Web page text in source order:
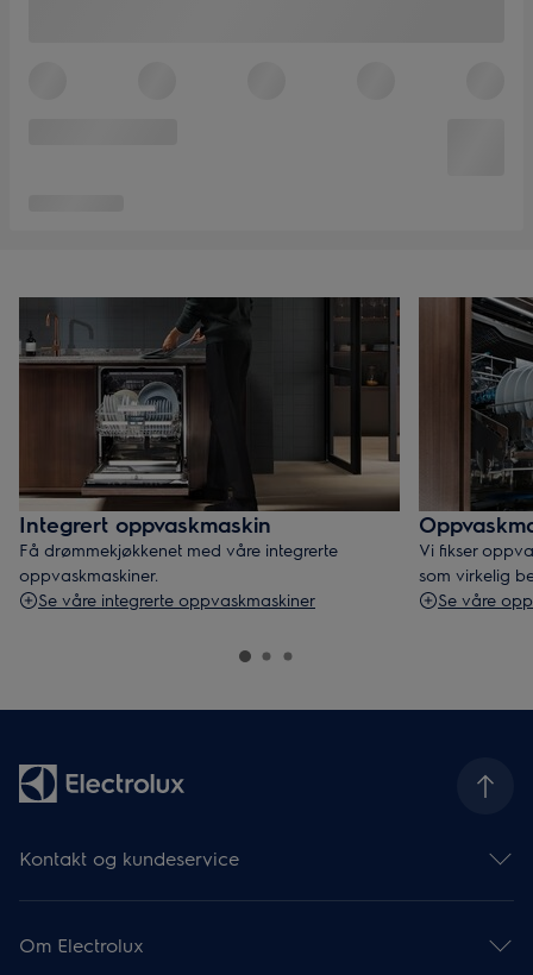
Integrert oppvaskmaskin
Få drømmekjøkkenet med våre integrerte
oppvaskmaskiner.
Se våre integrerte oppvaskmaskiner
Vi fikser
som virkelig
Se våre
Kontakt og kundeservice
Supportartikler
Find brugsanvisninger
Om Electrolux